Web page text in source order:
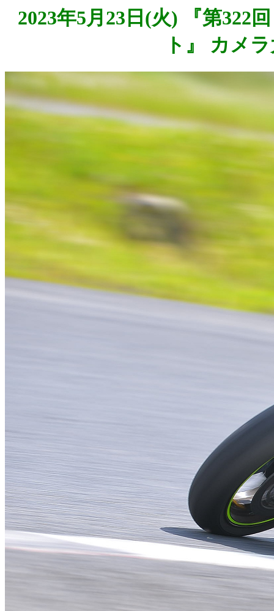
2023年5月23日(火) 『第322
ト』 カメ